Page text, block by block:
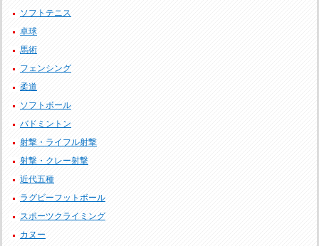
ソフトテニス
卓球
馬術
フェンシング
柔道
ソフトボール
バドミントン
射撃・ライフル射撃
射撃・クレー射撃
近代五種
ラグビーフットボール
スポーツクライミング
カヌー